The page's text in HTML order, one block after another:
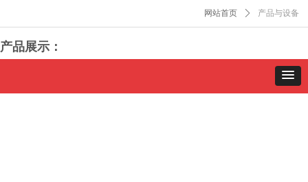
产品展示：
网站首页 ꄲ 产品与设备